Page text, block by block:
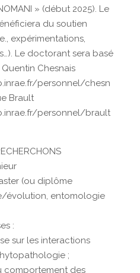
» (début 2025). Le
du soutien
expérimentations,
Le doctorant sera basé
Chesnais
personnel/chesn
Brault
personnel/brault
(ou diplôme
évolution, entomologie
:
sur les interactions
;
comportement des